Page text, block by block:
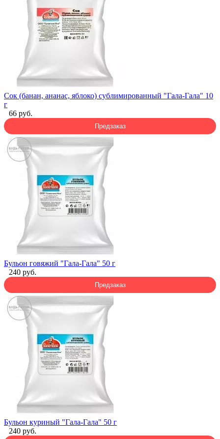
Сок (банан, ананас, яблоко) сублимированный "Гала-Гала" 10
г
66 руб.
Предзаказ
Бульон говяжий "Гала-Гала" 50 г
240 руб.
Предзаказ
Бульон куриный "Гала-Гала" 50 г
240 руб.